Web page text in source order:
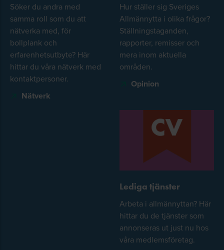
Söker du andra med
samma roll som du att
nätverka med, för
bollplank och
erfarenhetsutbyte? Här
hittar du våra nätverk med
kontaktpersoner.
Nätverk
Hur ställer sig Sveriges
Allmännytta i olika frågor?
Ställningstaganden,
rapporter, remisser och
mera inom aktuella
områden.
Opinion
Lediga tjänster
Arbeta i allmännyttan? Här
hittar du de tjänster som
annonseras ut just nu hos
våra medlemsföretag.